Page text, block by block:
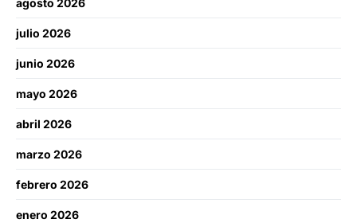
agosto 2026
julio 2026
junio 2026
mayo 2026
abril 2026
marzo 2026
febrero 2026
enero 2026